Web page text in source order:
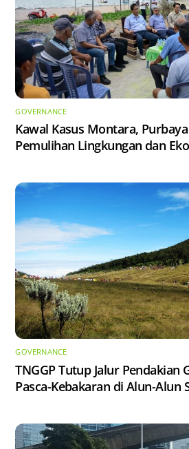
GOVERNANCE
Kawal Kasus Montara,
Pemulihan Lingkungan dan
GOVERNANCE
TNGGP Tutup Jalur Pendakian
Pasca-Kebakaran di Alun-Alun